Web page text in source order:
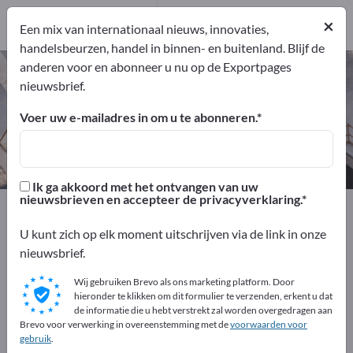
Rioolbouw – vind fabrikanten en
5
Exportpages Constructie
Civiele techniek
Rioolbouw
Adverteer gratis op Exportpages!
Behoeften – Aanbiedingen – Gebruikte goederen –
Zakelijke contacten >> begin hier
×
Een mix van internationaal nieuws, innovaties,
handelsbeurzen, handel in binnen- en buitenland. Blijf de
anderen voor en abonneer u nu op de Exportpages
nieuwsbrief.
Voer uw e-mailadres in om u te abonneren.
Ik ga akkoord met het ontvangen van uw
nieuwsbrieven en accepteer de privacyverklaring.
U kunt zich op elk moment uitschrijven via de link in onze
nieuwsbrief.
Wij gebruiken Brevo als ons marketing platform. Door
hieronder te klikken om dit formulier te verzenden, erkent u dat
de informatie die u hebt verstrekt zal worden overgedragen aan
Brevo voor verwerking in overeenstemming met devoorwaarden voor
gebruik.